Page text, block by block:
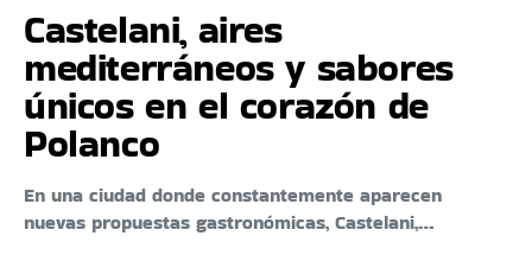
Castelani, aires
mediterráneos y sabores
únicos en el corazón de
Polanco
En una ciudad donde constantemente aparecen
nuevas propuestas gastronómicas, Castelani,…